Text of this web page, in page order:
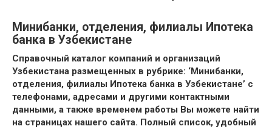
Минибанки, отделения, филиалы Ипотека
банка в Узбекистане
Справочный каталог компаний и организаций
Узбекистана размещенных в рубрике: ‘Минибанки,
отделения, филиалы Ипотека банка в Узбекистане’ с
телефонами, адресами и другими контактными
данными, а также временем работы Вы можете найти
на страницах нашего сайта. Полный список, удобный